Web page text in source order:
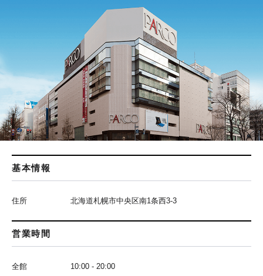
基本情報
住所 北海道札幌市中央区南1条西3-3
営業時間
全館 10:00 - 20:00